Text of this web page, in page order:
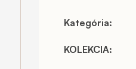
Kategória:
KOLEKCIA: